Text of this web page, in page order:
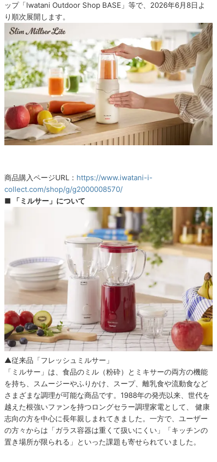
ップ「Iwatani Outdoor Shop BASE」等で、2026年6月8日よ
り順次展開します。
商品購入ページURL： https://www.iwatani-i-
collect.com/shop/g/g2000008570/
■ 「ミルサー」について
▲従来品「フレッシュミルサー」
「ミルサー」は、食品のミル（粉砕）とミキサーの両方の機能
を持ち、スムージーやふりかけ、スープ、離乳食や流動食など
さまざまな調理が可能な商品です。1988年の発売以来、世代を
越えた根強いファンを持つロングセラー調理家電として、 健康
志向の方を中心に長年親しまれてきました。一方で、ユーザー
の方々からは「ガラス容器は重くて扱いにくい」「キッチンの
置き場所が限られる」といった課題も寄せられていました。